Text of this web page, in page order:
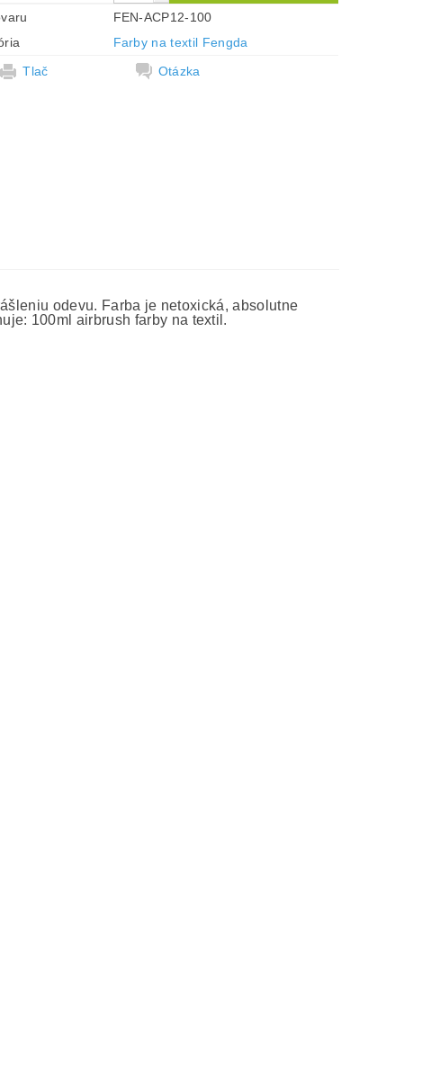
FEN-ACP12-100
Farby na textil Fengda
Tlač
Otázka
odevu. Farba je netoxická, absolutne
100ml airbrush farby na textil.